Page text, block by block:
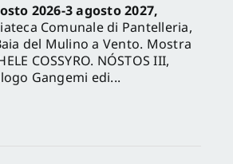
2026-3 agosto 2027,
Comunale di Pantelleria,
del Mulino a Vento. Mostra
COSSYRO. NÓSTOS III,
Gangemi edi...